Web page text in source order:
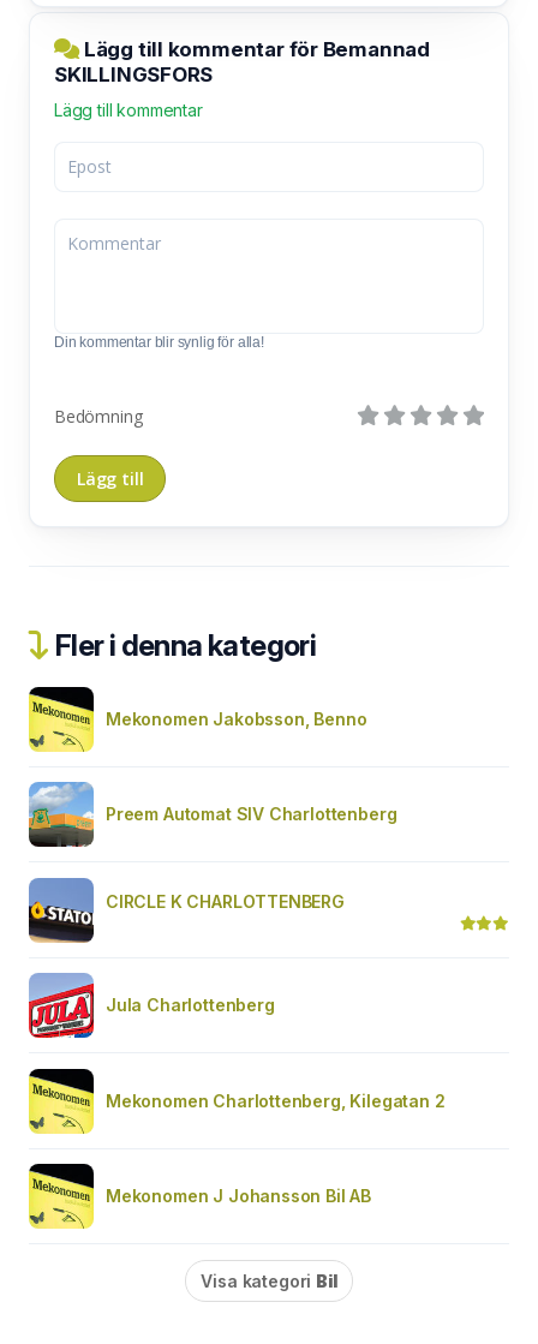
Lägg till kommentar för Bemannad
SKILLINGSFORS
Lägg till kommentar
Din kommentar blir synlig för alla!
Bedömning
Fler i denna kategori
Mekonomen Jakobsson, Benno
Preem Automat SIV Charlottenberg
CIRCLE K CHARLOTTENBERG
Jula Charlottenberg
Mekonomen Charlottenberg, Kilegatan 2
Mekonomen J Johansson Bil AB
Visa kategori Bil